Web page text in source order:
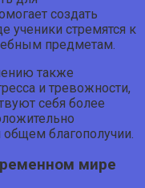
создать
ученики стремятся к
предметам.
также
и тревожности,
себя более
общем благополучии.
мире